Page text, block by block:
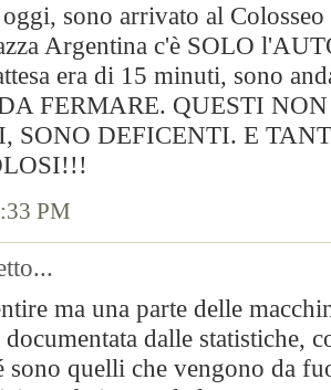
sono arrivato al
Argentina c'è SOLO
era di 15 minuti, sono
FERMARE. QUESTI
SONO DEFICENTI. E
PM
ma una parte delle
dalle statistiche,
sono quelli che vengono da